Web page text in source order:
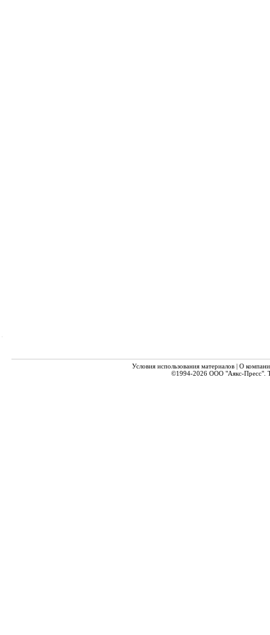
Условия использования материалов| О
©1994-2026 ООО "Аякс-Пресс".